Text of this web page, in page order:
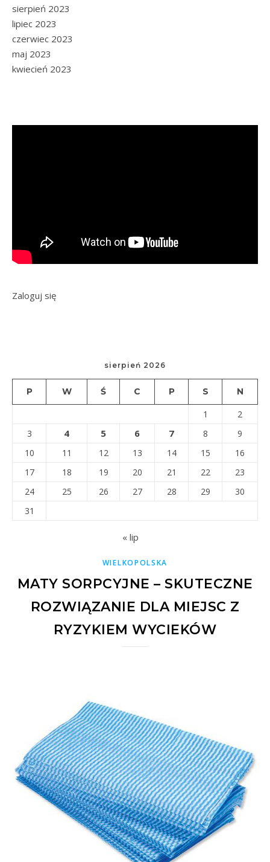
sierpień 2023
lipiec 2023
czerwiec 2023
maj 2023
kwiecień 2023
Zaloguj się
sierpień 2026
P W Ś C P S N
1
2
3
4 5 6 7 8
9
10
11 12 13 14 15
16
17
18 19 20 21 22
23
24
25 26 27 28 29
30
31
« lip
WIELKOPOLSKA
MATY SORPCYJNE – SKUTECZNE
ROZWIĄZANIE DLA MIEJSC Z
RYZYKIEM WYCIEKÓW